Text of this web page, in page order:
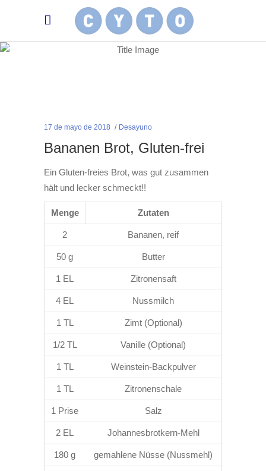
17 de mayo de 2018 Desayuno
Bananen Brot, Gluten-frei
Ein Gluten-freies Brot, was gut zusammen
hält und lecker schmeckt!!
Menge Zutaten
2 Bananen, reif
50 g Butter
1 EL Zitronensaft
4 EL Nussmilch
1 TL Zimt (Optional)
1/2 TL Vanille (Optional)
1 TL Weinstein-Backpulver
1 TL Zitronenschale
1 Prise Salz
2 EL Johannesbrotkern-Mehl
180 g gemahlene Nüsse (Nussmehl)